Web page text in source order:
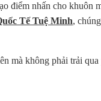
điểm nhấn cho khuôn
Tế Tuệ Minh,
mà không phải trải qua